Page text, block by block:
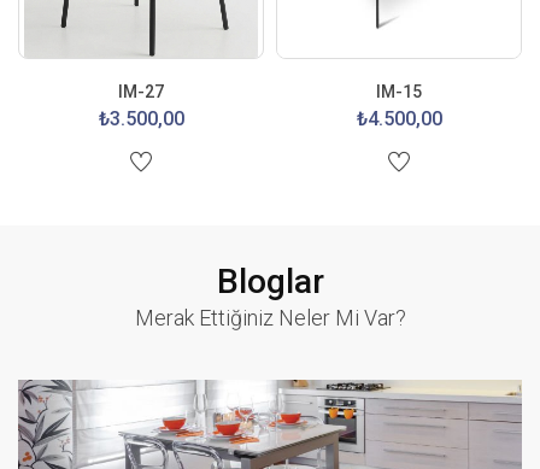
IM-27
₺3.500,00
IM-15
₺4.500,00
Bloglar
Merak Ettiğiniz Neler Mi Var?